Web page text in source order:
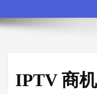
IPTV 商